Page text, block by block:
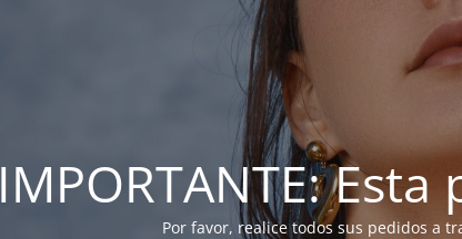
IMPORTANTE:
Por favor, realice todos sus pedidos a